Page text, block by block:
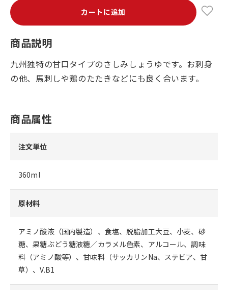
カートに追加
商品説明
九州独特の甘口タイプのさしみしょうゆです。お刺身
の他、馬刺しや鶏のたたきなどにも良く合います。
商品属性
注文単位
360ml
原材料
アミノ酸液（国内製造）、食塩、脱脂加工大豆、小麦、砂
糖、果糖ぶどう糖液糖／カラメル色素、アルコール、調味
料（アミノ酸等）、甘味料（サッカリンNa、ステビア、甘
草）、V.B1